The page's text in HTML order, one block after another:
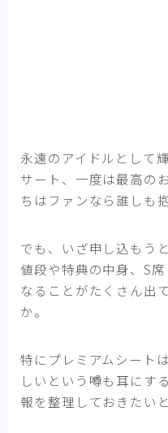
永遠のアイドルとして
サート、一度は最高の
ちはファンなら誰しも
でも、いざ申し込もう
値段や特典の中身、S
なることがたくさん出
か。
特にプレミアムシート
しいという噂も耳にす
報を整理しておきたい